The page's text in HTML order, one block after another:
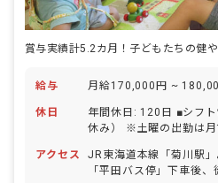
給与 月給170,000円 ~
休日
年間休日: 120日 ■シフト制（月7～8日
休み） ※土曜の出勤は
（6日間） ■有給休暇（
時間単位・半日単位で
アクセス
JR東海道本線「菊川駅
「平田バス停」下車後、徒歩